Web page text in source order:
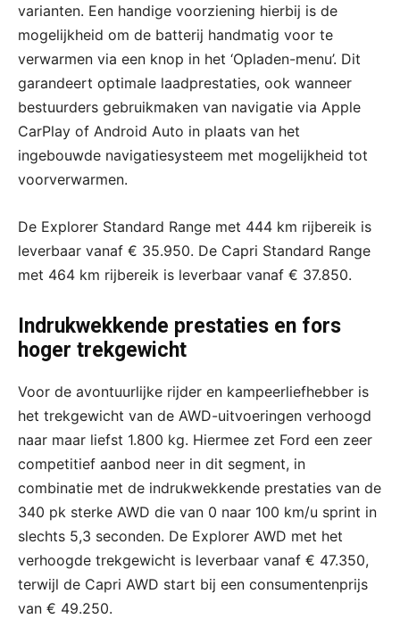
varianten. Een handige voorziening hierbij is de
mogelijkheid om de batterij handmatig voor te
verwarmen via een knop in het ‘Opladen-menu’. Dit
garandeert optimale laadprestaties, ook wanneer
bestuurders gebruikmaken van navigatie via Apple
CarPlay of Android Auto in plaats van het
ingebouwde navigatiesysteem met mogelijkheid tot
voorverwarmen.
De Explorer Standard Range met 444 km rijbereik is
leverbaar vanaf € 35.950. De Capri Standard Range
met 464 km rijbereik is leverbaar vanaf € 37.850.
Indrukwekkende prestaties en fors
hoger trekgewicht
Voor de avontuurlijke rijder en kampeerliefhebber is
het trekgewicht van de AWD-uitvoeringen verhoogd
naar maar liefst 1.800 kg. Hiermee zet Ford een zeer
competitief aanbod neer in dit segment, in
combinatie met de indrukwekkende prestaties van de
340 pk sterke AWD die van 0 naar 100 km/u sprint in
slechts 5,3 seconden. De Explorer AWD met het
verhoogde trekgewicht is leverbaar vanaf € 47.350,
terwijl de Capri AWD start bij een consumentenprijs
van € 49.250.